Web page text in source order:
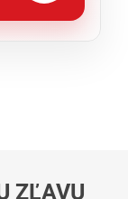
ZĽAVU